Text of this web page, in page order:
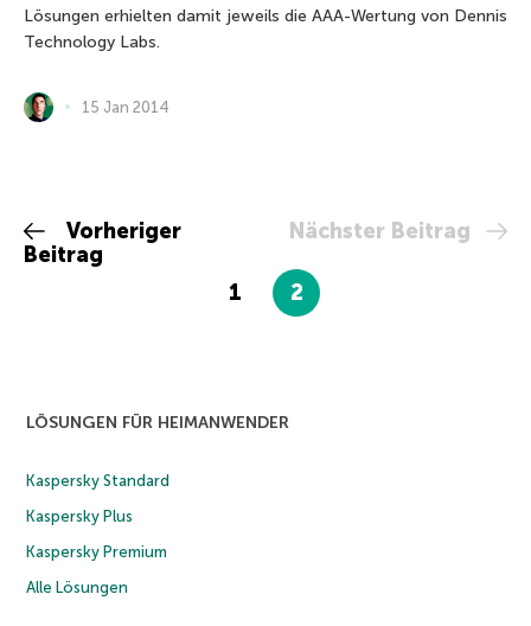
Lösungen erhielten damit jeweils die AAA-Wertung von Dennis
Technology Labs.
15 Jan 2014
Vorheriger
Beitrag
1
2
Nächster Beitrag
LÖSUNGEN FÜR HEIMANWENDER
Kaspersky Standard
Kaspersky Plus
Kaspersky Premium
Alle Lösungen